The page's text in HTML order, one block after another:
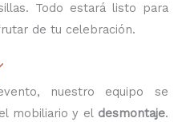
Todo estará listo para
de tu celebración.
nuestro equipo se
mobiliario y el desmontaje.